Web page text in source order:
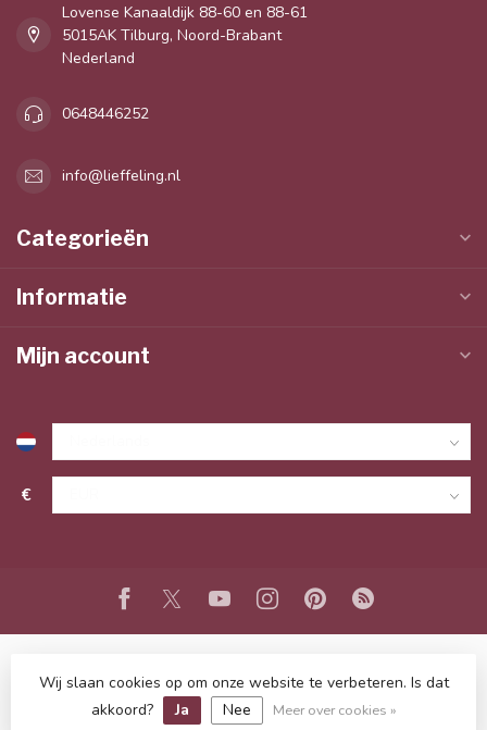
Lovense Kanaaldijk 88-60 en 88-61
5015AK Tilburg, Noord-Brabant
Nederland
0648446252
info@lieffeling.nl
Categorieën
Informatie
Mijn account
€
© Copyright 2026 www.lieffeling.nl- Powered byLightspeed-
Lightspeed design
Dyvelopment
Wij slaan cookies op om onze website te verbeteren. Is dat
akkoord?
Ja Nee Meer over cookies »